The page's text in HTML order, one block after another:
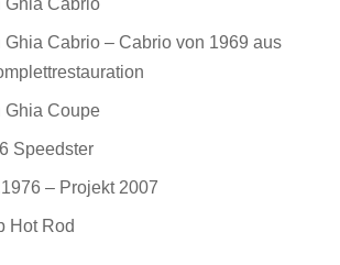
Ghia Cabrio
Ghia Cabrio – Cabrio von 1969 aus
Ghia Coupe
Speedster
– Projekt 2007
Hot Rod